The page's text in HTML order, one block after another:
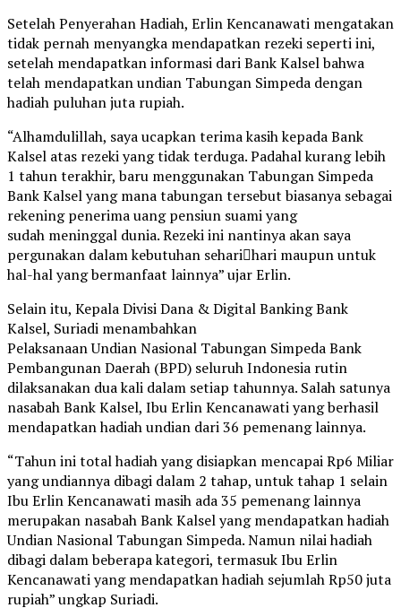
Setelah Penyerahan Hadiah, Erlin Kencanawati mengatakan
tidak pernah menyangka mendapatkan rezeki seperti ini,
setelah mendapatkan informasi dari Bank Kalsel bahwa
telah mendapatkan undian Tabungan Simpeda dengan
hadiah puluhan juta rupiah.
“Alhamdulillah, saya ucapkan terima kasih kepada Bank
Kalsel atas rezeki yang tidak terduga. Padahal kurang lebih
1 tahun terakhir, baru menggunakan Tabungan Simpeda
Bank Kalsel yang mana tabungan tersebut biasanya sebagai
rekening penerima uang pensiun suami yang
sudah meninggal dunia. Rezeki ini nantinya akan saya
pergunakan dalam kebutuhan sehari￾hari maupun untuk
hal-hal yang bermanfaat lainnya” ujar Erlin.
Selain itu, Kepala Divisi Dana & Digital Banking Bank
Kalsel, Suriadi menambahkan
Pelaksanaan Undian Nasional Tabungan Simpeda Bank
Pembangunan Daerah (BPD) seluruh Indonesia rutin
dilaksanakan dua kali dalam setiap tahunnya. Salah satunya
nasabah Bank Kalsel, Ibu Erlin Kencanawati yang berhasil
mendapatkan hadiah undian dari 36 pemenang lainnya.
“Tahun ini total hadiah yang disiapkan mencapai Rp6 Miliar
yang undiannya dibagi dalam 2 tahap, untuk tahap 1 selain
Ibu Erlin Kencanawati masih ada 35 pemenang lainnya
merupakan nasabah Bank Kalsel yang mendapatkan hadiah
Undian Nasional Tabungan Simpeda. Namun nilai hadiah
dibagi dalam beberapa kategori, termasuk Ibu Erlin
Kencanawati yang mendapatkan hadiah sejumlah Rp50 juta
rupiah” ungkap Suriadi.